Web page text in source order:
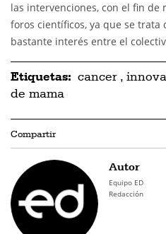
las intervenciones, con el fin de
foros científicos, ya que se
bastante interés entre el
Etiquetas: cancer ,
de mama
Compartir
Autor
Equipo ED
Redacción